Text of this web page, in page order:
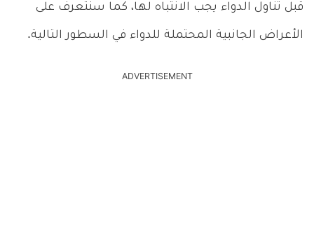
قبل تناول الدواء يجب الانتباه لها، كما سنتعرف على
الأعراض الجانبية المحتملة للدواء في السطور التالية.
ADVERTISEMENT